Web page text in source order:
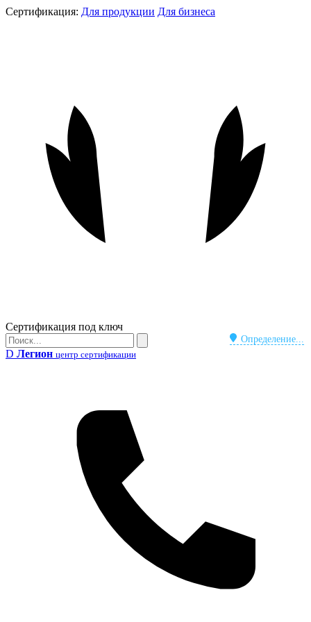
Сертификация: Для продукции Для бизнеса
Бейдж
Сертификация под ключ
Определение...
Поиск
Поиск
D Легион центр сертификации